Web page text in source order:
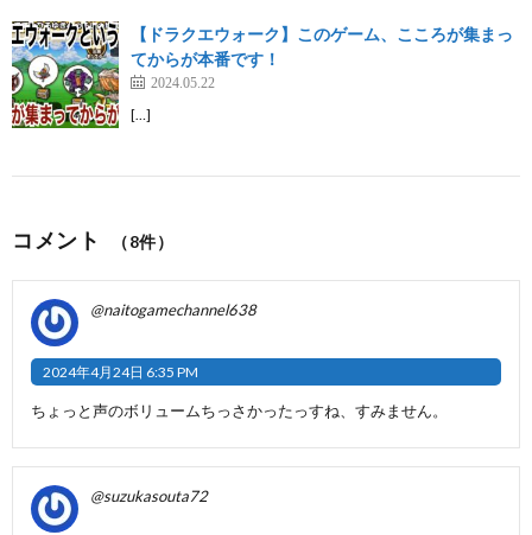
【ドラクエウォーク】このゲーム、こころが集まっ
てからが本番です！
2024.05.22
[…]
コメント （8件）
@naitogamechannel638
2024年4月24日 6:35 PM
ちょっと声のボリュームちっさかったっすね、すみません。
@suzukasouta72